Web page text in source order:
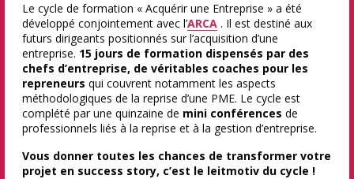
Le cycle de formation « Acquérir une Entreprise » a été
développé conjointement avec l’ARCA . Il est destiné aux
futurs dirigeants positionnés sur l’acquisition d’une
entreprise. 15 jours de formation dispensés par des
chefs d’entreprise, de véritables coaches pour les
repreneurs qui couvrent notamment les aspects
méthodologiques de la reprise d’une PME. Le cycle est
complété par une quinzaine de mini conférences de
professionnels liés à la reprise et à la gestion d’entreprise.
Vous donner toutes les chances de transformer votre
projet en success story, c’est le leitmotiv du cycle !